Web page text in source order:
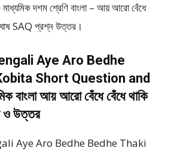
দশম শ্রেণি বাংলা – আয় আরো বেঁধে
SAQ প্রশ্ন উত্তর।
Aye Aro Bedhe
Short Question and
বাংলা আয় আরো বেঁধে বেঁধে থাকি
ও উত্তর
Aye Aro Bedhe Bedhe Thaki